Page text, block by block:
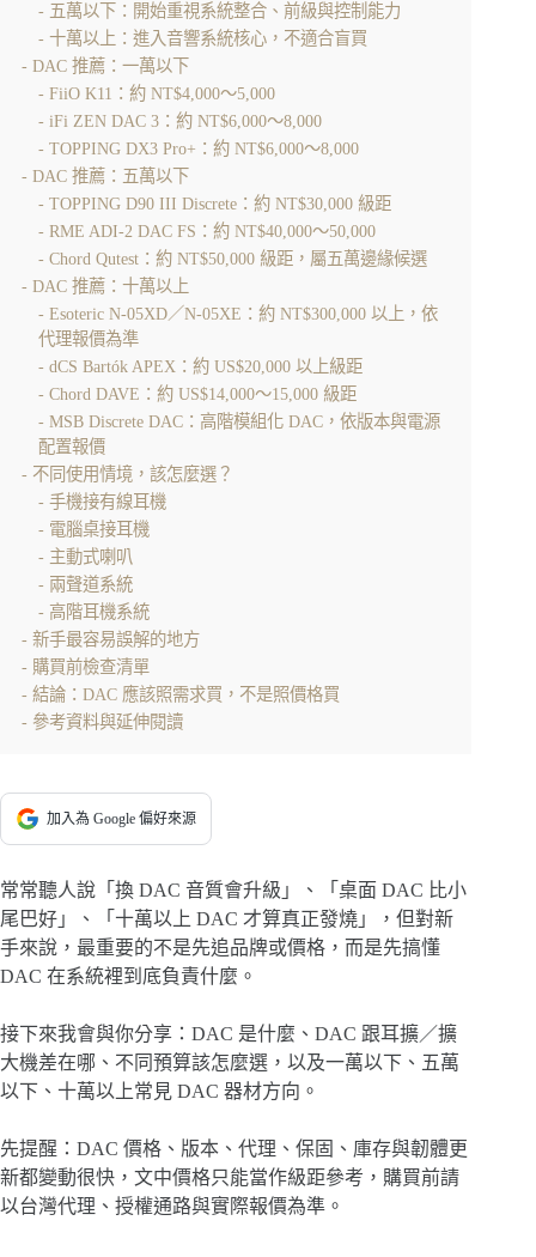
五萬以下：開始重視系統整合、前級與控制能力
十萬以上：進入音響系統核心，不適合盲買
DAC 推薦：一萬以下
FiiO K11：約 NT$4,000～5,000
iFi ZEN DAC 3：約 NT$6,000～8,000
TOPPING DX3 Pro+：約 NT$6,000～8,000
DAC 推薦：五萬以下
TOPPING D90 III Discrete：約 NT$30,000 級距
RME ADI-2 DAC FS：約 NT$40,000～50,000
Chord Qutest：約 NT$50,000 級距，屬五萬邊緣候選
DAC 推薦：十萬以上
Esoteric N-05XD／N-05XE：約 NT$300,000 以上，依
代理報價為準
dCS Bartók APEX：約 US$20,000 以上級距
Chord DAVE：約 US$14,000～15,000 級距
MSB Discrete DAC：高階模組化 DAC，依版本與電源
配置報價
不同使用情境，該怎麼選？
手機接有線耳機
電腦桌接耳機
主動式喇叭
兩聲道系統
高階耳機系統
新手最容易誤解的地方
購買前檢查清單
結論：DAC 應該照需求買，不是照價格買
參考資料與延伸閱讀
加入為 Google 偏好來源
常常聽人說「換 DAC 音質會升級」、「桌面 DAC 比小
尾巴好」、「十萬以上 DAC 才算真正發燒」，但對新
手來說，最重要的不是先追品牌或價格，而是先搞懂
DAC 在系統裡到底負責什麼。
接下來我會與你分享：DAC 是什麼、DAC 跟耳擴／擴
大機差在哪、不同預算該怎麼選，以及一萬以下、五萬
以下、十萬以上常見 DAC 器材方向。
先提醒：DAC 價格、版本、代理、保固、庫存與韌體更
新都變動很快，文中價格只能當作級距參考，購買前請
以台灣代理、授權通路與實際報價為準。